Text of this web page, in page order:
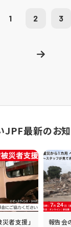
1 2 3
JPF最新のお
者支援」
報告会